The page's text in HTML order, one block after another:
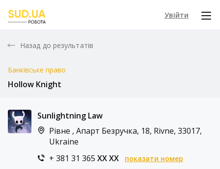
Увійти
Назад до результатів
Банківське право
Hollow Knight
Sunlightning Law
Рівне , Апарт Безручка, 18, Rivne, 33017,
Ukraine
+ 381 31 365 XX XX показати номер